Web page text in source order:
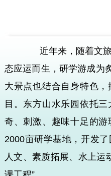
近年来，随着文旅
态应运而生，研学游成为
大景点也结合自身特色
目。东方山水乐园依托
奇、刺激、趣味十足的
2000亩研学基地，开发
人文、素质拓展、水上运